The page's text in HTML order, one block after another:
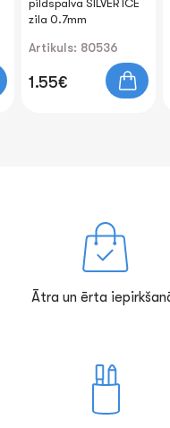
pildspalva SILVER ICE
zila 0.7mm
Artikuls: 80536
1.55€
Ātra un ērta